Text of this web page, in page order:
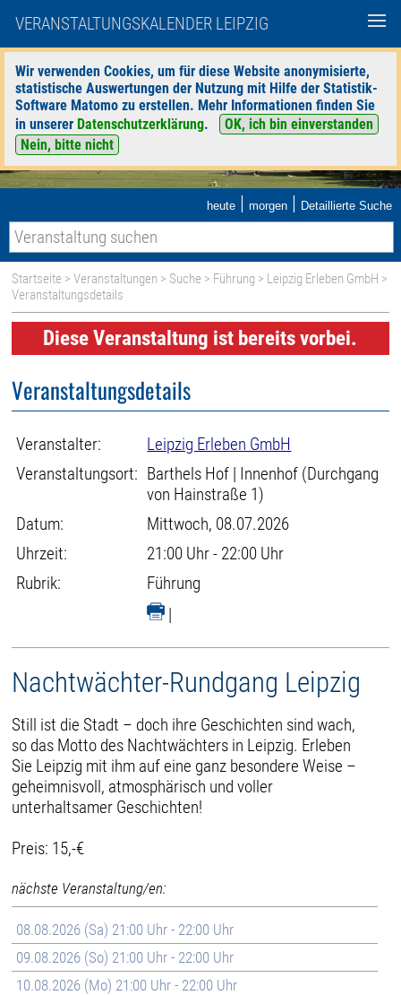
VERANSTALTUNGSKALENDER LEIPZIG
Wir verwenden Cookies, um für diese Website anonymisierte,
statistische Auswertungen der Nutzung mit Hilfe der Statistik-
Software Matomo zu erstellen. Mehr Informationen finden Sie
in unserer Datenschutzerklärung.
OK, ich bin einverstanden
Nein, bitte nicht
heute | morgen | Detaillierte Suche
Startseite >Veranstaltungen > Suche > Führung > Leipzig Erleben GmbH >
Veranstaltungsdetails
Diese Veranstaltung ist bereits vorbei.
Veranstaltungsdetails
Veranstalter:
Leipzig Erleben GmbH
Veranstaltungsort: Barthels Hof | Innenhof (Durchgang
von Hainstraße 1)
Datum:
Mittwoch, 08.07.2026
Uhrzeit:
21:00 Uhr - 22:00 Uhr
Rubrik:
Führung
|
Nachtwächter-Rundgang Leipzig
Still ist die Stadt – doch ihre Geschichten sind wach,
so das Motto des Nachtwächters in Leipzig. Erleben
Sie Leipzig mit ihm auf eine ganz besondere Weise –
geheimnisvoll, atmosphärisch und voller
unterhaltsamer Geschichten!
Preis: 15,-€
nächste Veranstaltung/en:
08.08.2026 (Sa) 21:00 Uhr - 22:00 Uhr
09.08.2026 (So) 21:00 Uhr - 22:00 Uhr
10.08.2026 (Mo) 21:00 Uhr - 22:00 Uhr